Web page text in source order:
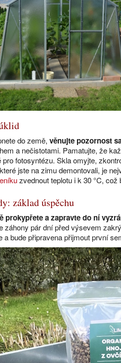
do země, věnujte pozornost
a nečistotami. Pamatujte, že
pro fotosyntézu. Skla omyjte,
jste na zimu demontovali, je
zvednout teplotu i k 30 °C,
základ úspěchu
prokypřete a zapravte do ní
záhony pár dní před výsevem
a bude připravena přijmout první